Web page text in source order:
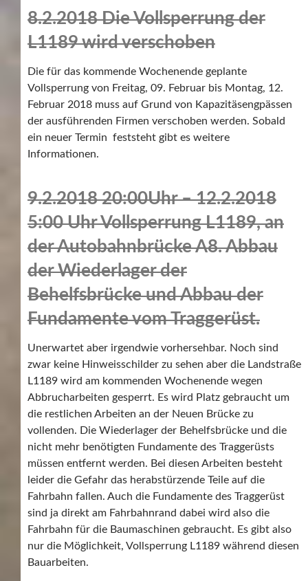
8.2.2018 Die Vollsperrung der
L1189 wird verschoben
Die für das kommende Wochenende geplante
Vollsperrung von Freitag, 09. Februar bis Montag, 12.
Februar 2018 muss auf Grund von Kapazitäsengpässen
der ausführenden Firmen verschoben werden. Sobald
ein neuer Termin feststeht gibt es weitere
Informationen.
9.2.2018 20:00Uhr – 12.2.2018
5:00 Uhr Vollsperrung L1189, an
der Autobahnbrücke A8. Abbau
der Wiederlager der
Behelfsbrücke und Abbau der
Fundamente vom Traggerüst.
Unerwartet aber irgendwie vorhersehbar. Noch sind
zwar keine Hinweisschilder zu sehen aber die Landstraße
L1189 wird am kommenden Wochenende wegen
Abbrucharbeiten gesperrt. Es wird Platz gebraucht um
die restlichen Arbeiten an der Neuen Brücke zu
vollenden. Die Wiederlager der Behelfsbrücke und die
nicht mehr benötigten Fundamente des Traggerüsts
müssen entfernt werden. Bei diesen Arbeiten besteht
leider die Gefahr das herabstürzende Teile auf die
Fahrbahn fallen. Auch die Fundamente des Traggerüst
sind ja direkt am Fahrbahnrand dabei wird also die
Fahrbahn für die Baumaschinen gebraucht. Es gibt also
nur die Möglichkeit, Vollsperrung L1189 während diesen
Bauarbeiten.